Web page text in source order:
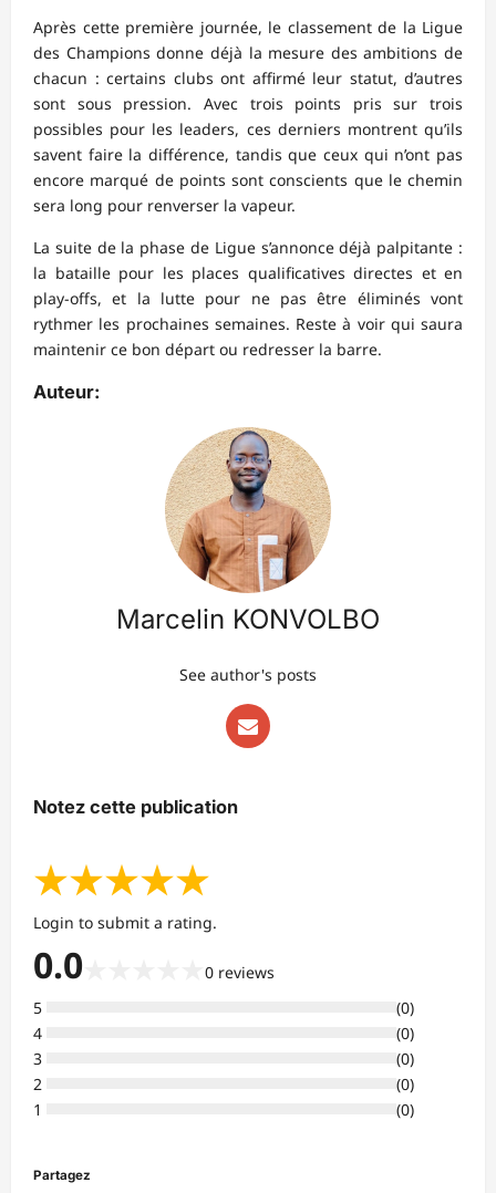
Après cette première journée, le classement de la Ligue
des Champions donne déjà la mesure des ambitions de
chacun : certains clubs ont affirmé leur statut, d’autres
sont sous pression. Avec trois points pris sur trois
possibles pour les leaders, ces derniers montrent qu’ils
savent faire la différence, tandis que ceux qui n’ont pas
encore marqué de points sont conscients que le chemin
sera long pour renverser la vapeur.
La suite de la phase de Ligue s’annonce déjà palpitante :
la bataille pour les places qualificatives directes et en
play-offs, et la lutte pour ne pas être éliminés vont
rythmer les prochaines semaines. Reste à voir qui saura
maintenir ce bon départ ou redresser la barre.
Auteur:
Marcelin KONVOLBO
See author's posts
Notez cette publication
★★★★★
Login to submit a rating.
0.0 0 reviews
5
(0)
4
(0)
3
(0)
2
(0)
1
(0)
Partagez